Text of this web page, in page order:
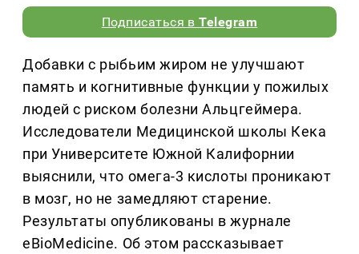
Подписаться вTelegram
Добавки с рыбьим жиром не улучшают
память и когнитивные функции у пожилых
людей с риском болезни Альцгеймера.
Исследователи Медицинской школы Кека
при Университете Южной Калифорнии
выяснили, что омега-3 кислоты проникают
в мозг, но не замедляют старение.
Результаты опубликованы в журнале
eBioMedicine. Об этом рассказывает